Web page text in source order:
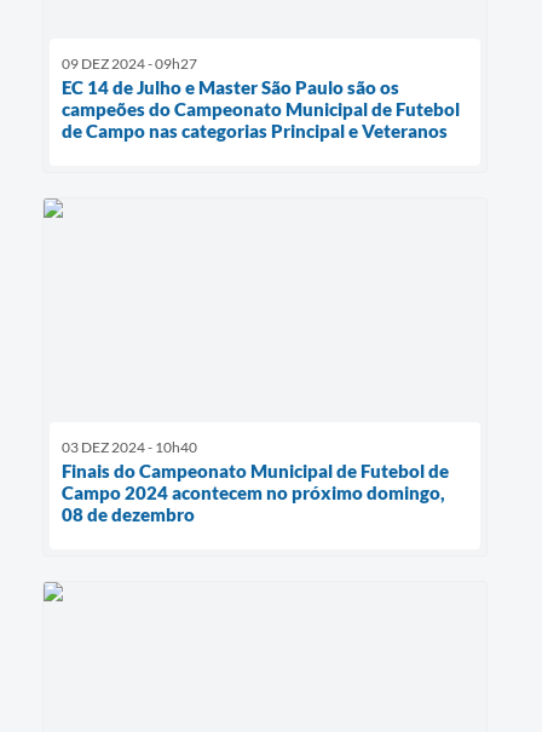
09 DEZ 2024 - 09h27
EC 14 de Julho e Master São Paulo são os
campeões do Campeonato Municipal de Futebol
de Campo nas categorias Principal e Veteranos
03 DEZ 2024 - 10h40
Finais do Campeonato Municipal de Futebol de
Campo 2024 acontecem no próximo domingo,
08 de dezembro